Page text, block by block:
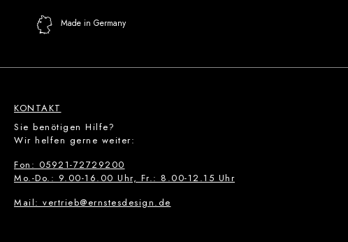
Made in Germany
KONTAKT
Sie benötigen Hilfe?
Wir helfen gerne weiter:
Fon: 05921-72729200
Mo.-Do.: 9.00-16.00 Uhr, Fr.: 8.00-12.15 Uhr
Mail: vertrieb@ernstesdesign.de